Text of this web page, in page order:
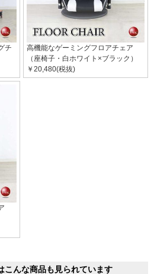
チ
高機能なゲーミングフロアチェア
（座椅子・白ホワイト×ブラック）
￥20,480(税抜)
こんな商品も見られています